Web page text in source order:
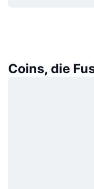
Coins, die